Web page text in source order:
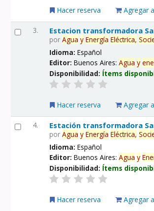
Hacer reserva Agregar
3. Estacion transformadora
porAgua y Energía Eléctrica,
Idioma:Español
Editor:Buenos Aires:Agua y
Disponibilidad: Ítems
Hacer reserva Agregar
4. Estación transformadora
porAgua y Energía Eléctrica,
Idioma:Español
Editor:Buenos Aires:Agua y
Disponibilidad: Ítems
Hacer reserva Agregar